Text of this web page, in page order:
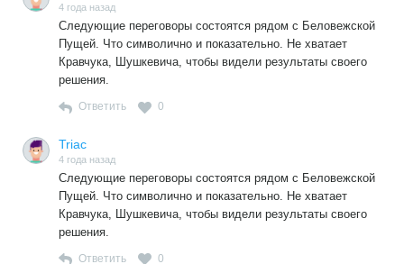
4 года назад
Следующие переговоры состоятся рядом с Беловежской
Пущей. Что символично и показательно. Не хватает
Кравчука, Шушкевича, чтобы видели результаты своего
решения.
Ответить 0
Triac
4 года назад
Следующие переговоры состоятся рядом с Беловежской
Пущей. Что символично и показательно. Не хватает
Кравчука, Шушкевича, чтобы видели результаты своего
решения.
Ответить 0